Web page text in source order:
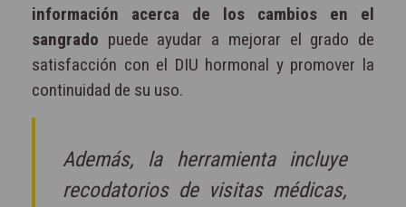
información acerca de los cambios en el
sangrado puede ayudar a mejorar el grado de
satisfacción con el DIU hormonal y promover la
continuidad de su uso.
Además, la herramienta incluye
recodatorios de visitas médicas,